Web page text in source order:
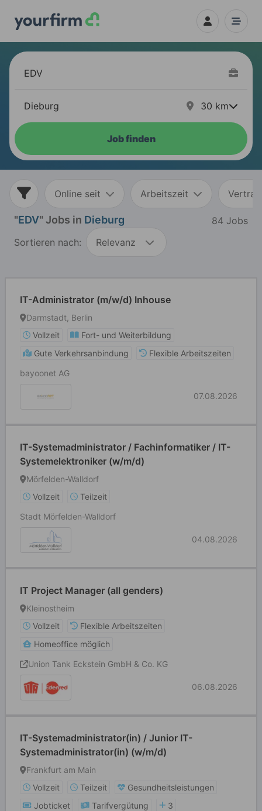
30 km
Job finden
Online seit Arbeitszeit
"EDV" Jobs in Dieburg
84 Jobs
Sortieren nach:
Relevanz
IT-Administrator (m/w/d) Inhouse
Darmstadt, Berlin
Vollzeit
Fort- und Weiterbildung
Gute Verkehrsanbindung
Flexible Arbeitszeiten
bayoonet AG
07.08.2026
IT-Systemadministrator / Fachinformatiker / IT-
Systemelektroniker (w/m/d)
Mörfelden-Walldorf
Vollzeit
Teilzeit
Stadt Mörfelden-Walldorf
04.08.2026
IT Project Manager (all genders)
Kleinostheim
Vollzeit
Flexible Arbeitszeiten
Homeoffice möglich
Union Tank Eckstein GmbH & Co. KG
06.08.2026
IT-Systemadministrator(in) / Junior IT-
Systemadministrator(in) (w/m/d)
Frankfurt am Main
Vollzeit
Teilzeit
Gesundheitsleistungen
Jobticket
Tarifvergütung
3